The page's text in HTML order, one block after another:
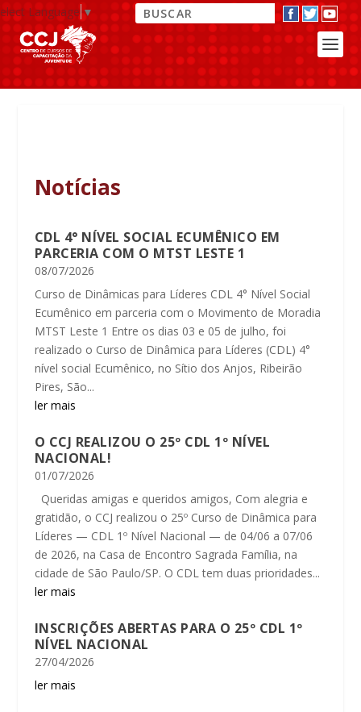
Language▼
Notícias
CDL 4° NÍVEL SOCIAL ECUMÊNICO EM
PARCERIA COM O MTST LESTE 1
08/07/2026
Curso de Dinâmicas para Líderes CDL 4° Nível Social
Ecumênico em parceria com o Movimento de Moradia
MTST Leste 1 Entre os dias 03 e 05 de julho, foi
realizado o Curso de Dinâmica para Líderes (CDL) 4°
nível social Ecumênico, no Sítio dos Anjos, Ribeirão
Pires, São...
ler mais
O CCJ REALIZOU O 25º CDL 1º NÍVEL
NACIONAL!
01/07/2026
Queridas amigas e queridos amigos, Com alegria e
gratidão, o CCJ realizou o 25º Curso de Dinâmica para
Líderes — CDL 1º Nível Nacional — de 04/06 a 07/06
de 2026, na Casa de Encontro Sagrada Família, na
cidade de São Paulo/SP. O CDL tem duas prioridades...
ler mais
INSCRIÇÕES ABERTAS PARA O 25º CDL 1º
NÍVEL NACIONAL
27/04/2026
ler mais